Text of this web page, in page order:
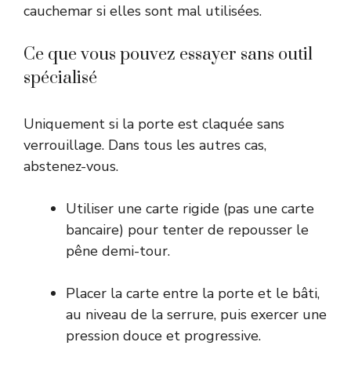
cauchemar si elles sont mal utilisées.
Ce que vous pouvez essayer sans outil
spécialisé
Uniquement si la porte est claquée sans
verrouillage. Dans tous les autres cas,
abstenez-vous.
Utiliser une carte rigide (pas une carte
bancaire) pour tenter de repousser le
pêne demi-tour.
Placer la carte entre la porte et le bâti,
au niveau de la serrure, puis exercer une
pression douce et progressive.